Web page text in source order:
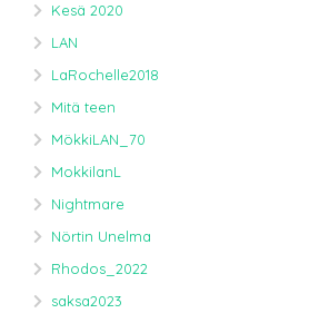
Kesä 2020
LAN
LaRochelle2018
Mitä teen
MökkiLAN_70
MokkilanL
Nightmare
Nörtin Unelma
Rhodos_2022
saksa2023